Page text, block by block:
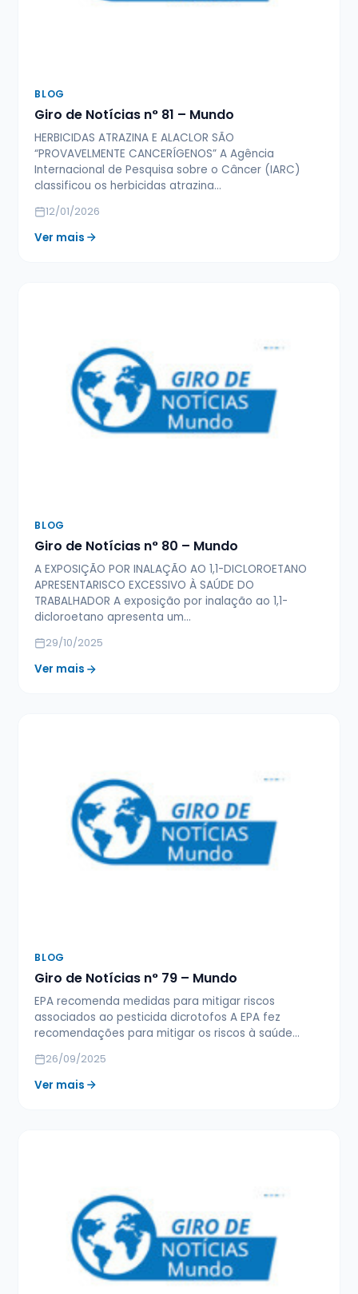
BLOG
Giro de Notícias n° 81 – Mundo
HERBICIDAS ATRAZINA E ALACLOR SÃO
“PROVAVELMENTE CANCERÍGENOS” A Agência
Internacional de Pesquisa sobre o Câncer (IARC)
classificou os herbicidas atrazina…
12/01/2026
Ver mais
BLOG
Giro de Notícias n° 80 – Mundo
A EXPOSIÇÃO POR INALAÇÃO AO 1,1-DICLOROETANO
APRESENTARISCO EXCESSIVO À SAÚDE DO
TRABALHADOR A exposição por inalação ao 1,1-
dicloroetano apresenta um…
29/10/2025
Ver mais
BLOG
Giro de Notícias n° 79 – Mundo
EPA recomenda medidas para mitigar riscos
associados ao pesticida dicrotofos A EPA fez
recomendações para mitigar os riscos à saúde…
26/09/2025
Ver mais